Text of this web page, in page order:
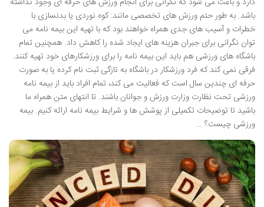
باشد. به طور حتم ورزش های تخصصی مانند: کوه نوردی یا بدنسازی با
خطرات و آسیب های جدی همراه خواهند بود که با تهیه این بیمه نامه می
توان نگرانی برای جبران هزینه های ایجاد شده را کاهش داد. همچنین تمام
باشگاه های ورزشی هم باید این بیمه نامه را برای ورزشکارهای خود تهیه کنند.
فرقی نمی کند که فرد ورزشکار در باشگاه به تازگی ثبت نام کرده یا به صورت
حرفه ای چندین سال است که فعالیت می کند، تمام افراد باید از بیمه نامه
ورزشی تحت نظارت وزارت ورزش و جوانان باشند. تا انتهای متن همراه ما
باشید تا توضیحات تکمیلی از پوشش ها و شرایط بیمه نامه ارائه کنیم. بیمه
ورزشی چیست؟ …